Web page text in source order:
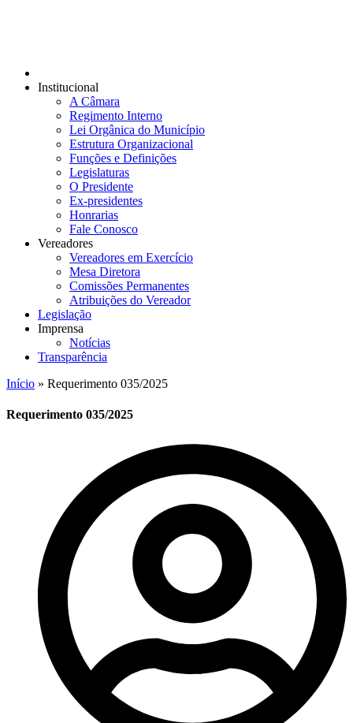
Institucional
A Câmara
Regimento Interno
Lei Orgânica do Município
Estrutura Organizacional
Funções e Definições
Legislaturas
O Presidente
Ex-presidentes
Honrarias
Fale Conosco
Vereadores
Vereadores em Exercício
Mesa Diretora
Comissões Permanentes
Atribuições do Vereador
Legislação
Imprensa
Notícias
Transparência
Início » Requerimento 035/2025
Requerimento 035/2025